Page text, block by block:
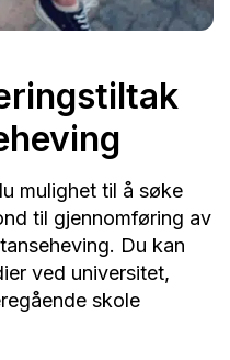
mulighet til å søke
til gjennomføring av
Du kan
ved universitet,
skole